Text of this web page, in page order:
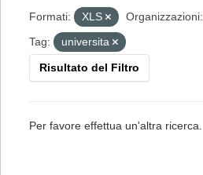
Formati: XLS Organizzazioni:
Tag:
universita
Risultato del Filtro
Per favore effettua un'altra ricerca.